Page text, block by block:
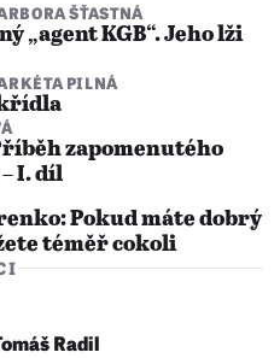
ŠŤASTNÁ
„agent KGB“. Jeho lži
PILNÁ
zapomenutého
I. díl
Pokud máte dobrý
téměř cokoli
Radil